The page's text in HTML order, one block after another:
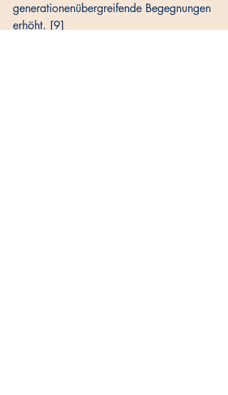
generationenübergreifende Begegnungen
erhöht. [9]